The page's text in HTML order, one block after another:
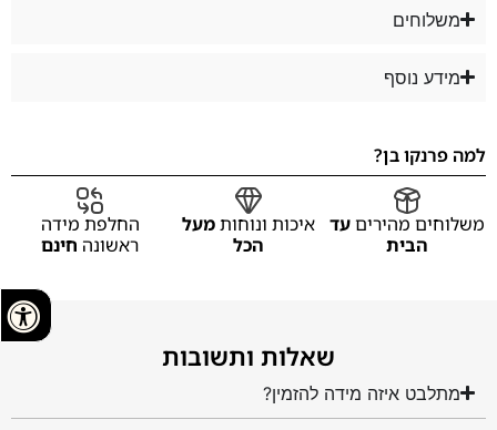
משלוחים
מידע נוסף
למה פרנקו בן?
משלוחים מהיריםעד
הבית
איכות ונוחותמעל
הכל
החלפת מידה
ראשונה חינם
שאלות ותשובות
מתלבט איזה מידה להזמין?